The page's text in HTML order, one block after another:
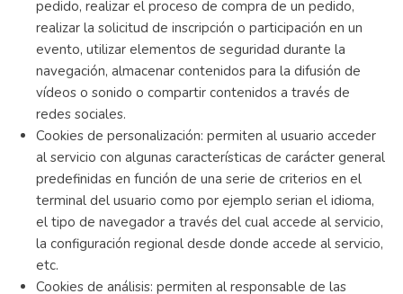
pedido, realizar el proceso de compra de un pedido,
realizar la solicitud de inscripción o participación en un
evento, utilizar elementos de seguridad durante la
navegación, almacenar contenidos para la difusión de
vídeos o sonido o compartir contenidos a través de
redes sociales.
Cookies de personalización: permiten al usuario acceder
al servicio con algunas características de carácter general
predefinidas en función de una serie de criterios en el
terminal del usuario como por ejemplo serian el idioma,
el tipo de navegador a través del cual accede al servicio,
la configuración regional desde donde accede al servicio,
etc.
Cookies de análisis: permiten al responsable de las